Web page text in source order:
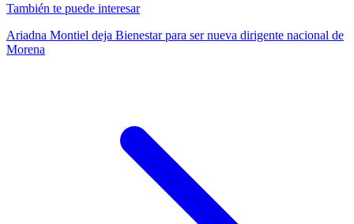
También te puede interesar
Ariadna Montiel deja Bienestar para ser nueva dirigente nacional de
Morena